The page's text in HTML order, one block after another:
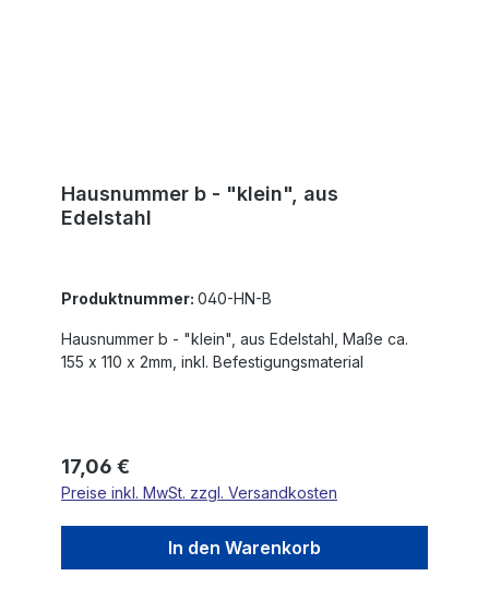
Hausnummer b - "klein", aus
Edelstahl
Produktnummer: 040-HN-B
Hausnummer b - "klein", aus Edelstahl, Maße ca.
155 x 110 x 2mm, inkl. Befestigungsmaterial
Regulärer Preis:
17,06 €
Preise inkl. MwSt. zzgl. Versandkosten
In den Warenkorb